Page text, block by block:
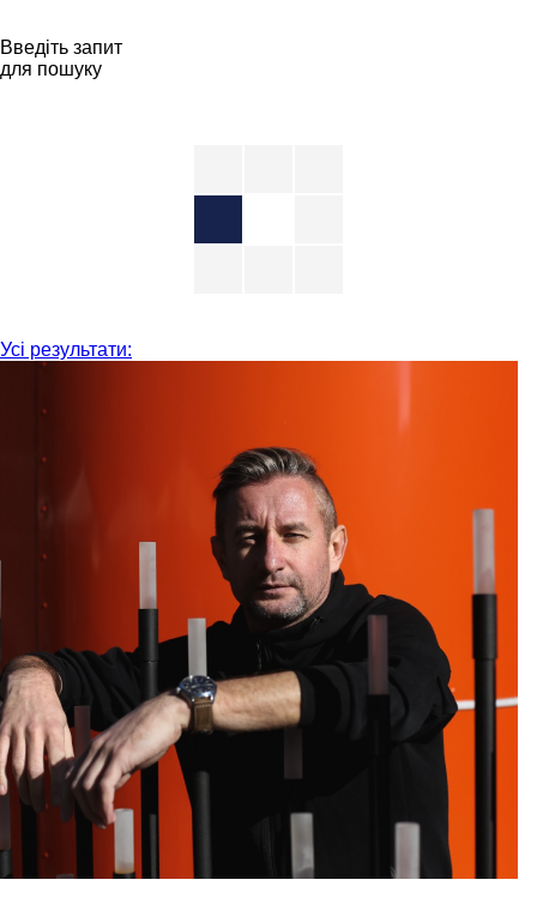
Введіть запит
для пошуку
Усі результати: